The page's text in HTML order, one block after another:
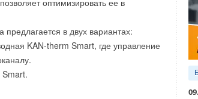
оптимизировать ее в
предлагается в двух вариантах:
KAN-therm Smart, где управление
Smart.
требуется уход и внимание.
к странице содержащей
просто.